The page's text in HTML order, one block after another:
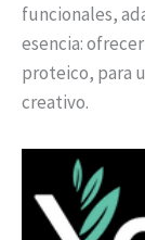
funcionales,
esencia:
proteico, para
creativo.